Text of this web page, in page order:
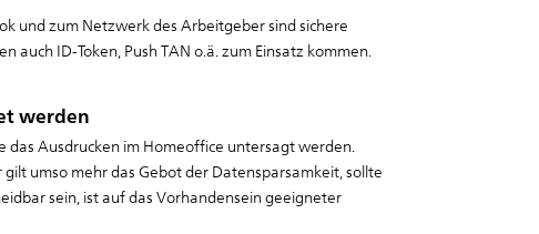
und zum Netzwerk des Arbeitgeber sind sichere
ID-Token, Push TAN o.ä. zum Einsatz kommen.
werden
Ausdrucken im Homeoffice untersagt werden.
umso mehr das Gebot der Datensparsamkeit, sollte
sein, ist auf das Vorhandensein geeigneter